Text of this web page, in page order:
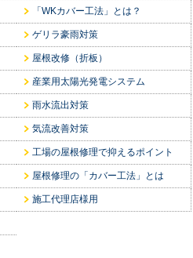
「WKカバー工法」とは？
ゲリラ豪雨対策
屋根改修（折板）
産業用太陽光発電システム
雨水流出対策
気流改善対策
工場の屋根修理で抑えるポイント
屋根修理の「カバー工法」とは
施工代理店様用